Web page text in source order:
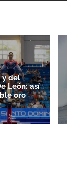
y del
León: así
oro